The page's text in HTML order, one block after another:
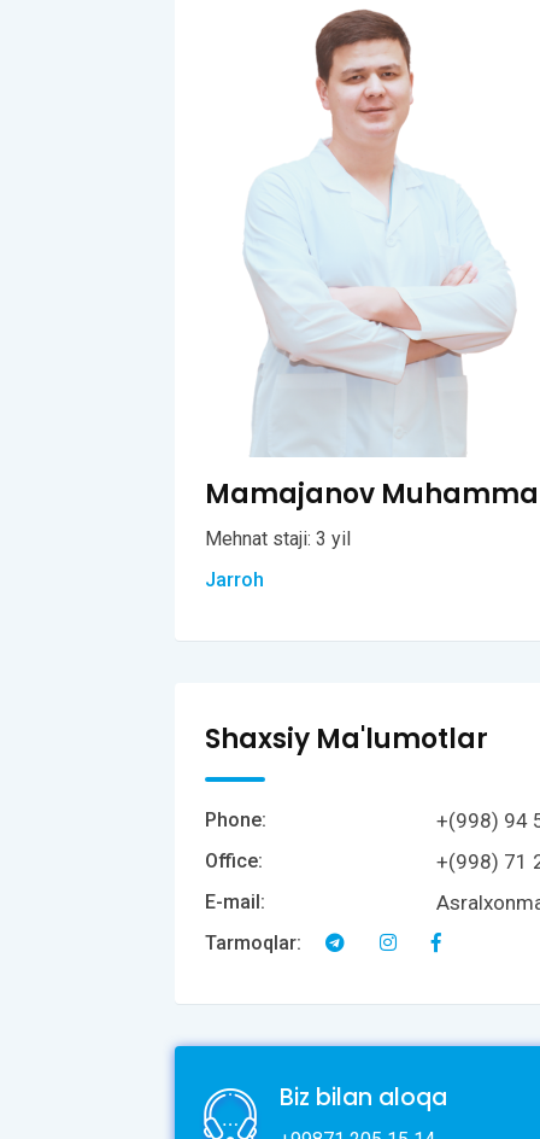
Mamajanov
Mehnat staji: 3 yil
Jarroh
Shaxsiy Ma'lumotlar
Phone: +(998) 94
Office: +(998) 71
E-mail:
Tarmoqlar:
Biz bilan aloqa